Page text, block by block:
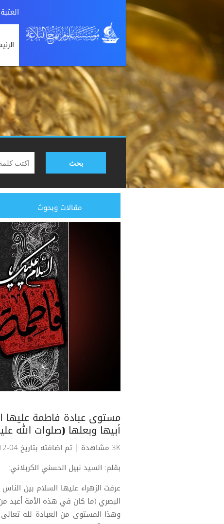
بحث
مقالات وبحوث
مستوى عبادة فاطمة عليها
أبيها وبعلها (صلوات الله
3K مشاهدة
| تم اضافته بتاريخ 04-12-2024
بقلم: السيد نبيل الحسني الكربلائي:
عرفت الزهراء عليها السلام بين
البصري (ما كان في هذه الأمة أعبد
وهذا المستوى من العبادة لله